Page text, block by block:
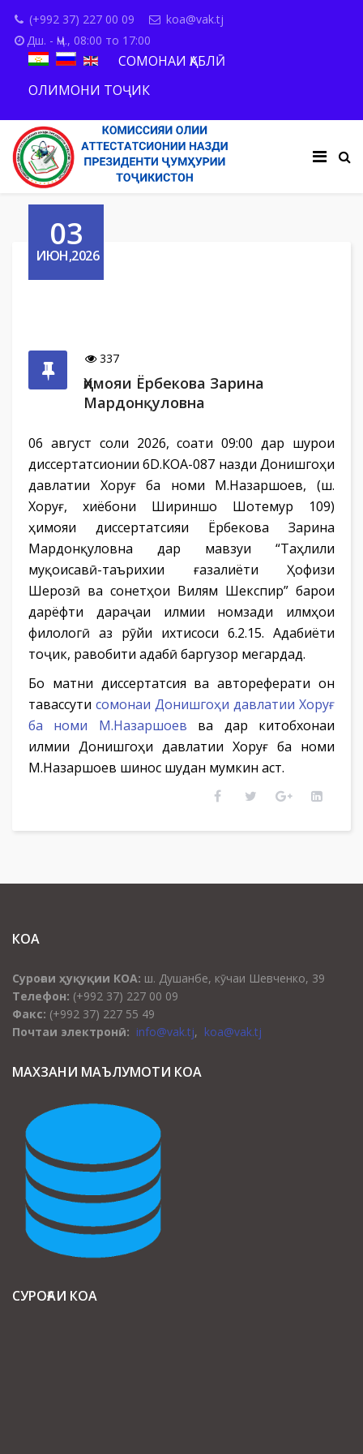
(+992 37) 227 00 09
koa@vak.tj
Дш. - Ҷм., 08:00 то 17:00
СОМОНАИ ҚАБЛӢ
ОЛИМОНИ ТОҶИК
03
ИЮН,2026
337
Ҳимояи Ёрбекова Зарина
Мардонқуловна
06 август соли 2026, соати 09:00 дар шурои
диссертатсионии 6D.КОА-087 назди Донишгоҳи
давлатии Хоруғ ба номи М.Назаршоев, (ш.
Хоруғ, хиёбони Шириншо Шотемур 109)
ҳимояи диссертатсияи Ёрбекова Зарина
Мардонқуловна дар мавзуи “Таҳлили
муқоисавӣ-таърихии ғазалиёти Ҳофизи
Шерозӣ ва сонетҳои Вилям Шекспир” барои
дарёфти дараҷаи илмии номзади илмҳои
филологӣ аз рӯйи ихтисоси 6.2.15. Адабиёти
тоҷик, равобити адабӣ баргузор мегардад.
Бо матни диссертатсия ва автореферати он
тавассути сомонаи Донишгоҳи давлатии Хоруғ
ба номи М.Назаршоев ва дар китобхонаи
илмии Донишгоҳи давлатии Хоруғ ба номи
М.Назаршоев шинос шудан мумкин аст.
КОА
Суроғаи ҳуқуқии КОА: ш. Душанбе, кӯчаи Шевченко, 39
Телефон: (+992 37) 227 00 09
Факс: (+992 37) 227 55 49
Почтаи электронӣ: info@vak.tj, koa@vak.tj
МАХЗАНИ МАЪЛУМОТИ КОА
СУРОҒАИ КОА